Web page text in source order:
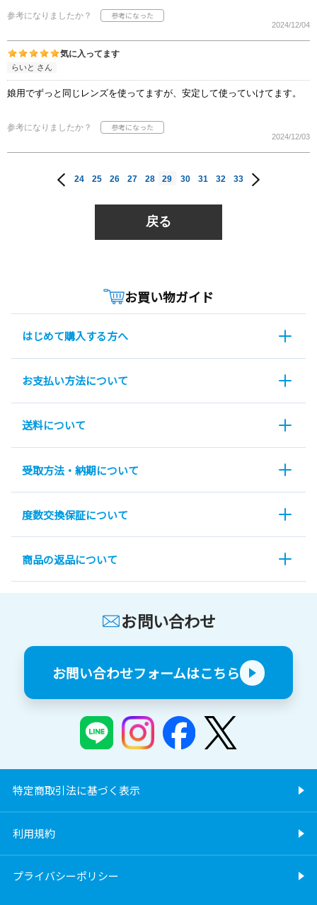
参考になりましたか？
2024/12/04
気に入ってます
らいと さん
娘用でずっと同じレンズを使ってますが、安定して使っていけてます。
参考になりましたか？
2024/12/03
24 25 26 27 28 29 30 31 32 33
戻る
お買い物ガイド
はじめて購入する方へ
お支払い方法について
送料について
受取方法・納期について
度数交換保証について
商品の返品について
お問い合わせ
お問い合わせフォームはこちら
特定商取引法に基づく表示
利用規約
プライバシーポリシー